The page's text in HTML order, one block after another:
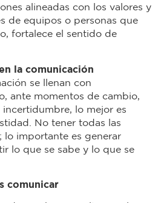
alineadas con los valores y
de equipos o personas que
fortalece el sentido de
la comunicación
se llenan con
ante momentos de cambio,
lo mejor es
No tener todas las
lo importante es generar
lo que se sabe y lo que se
comunicar